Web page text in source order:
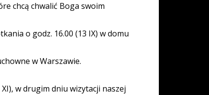
chcą chwalić Boga swoim
o godz. 16.00 (13 IX) w domu
w Warszawie.
w drugim dniu wizytacji naszej